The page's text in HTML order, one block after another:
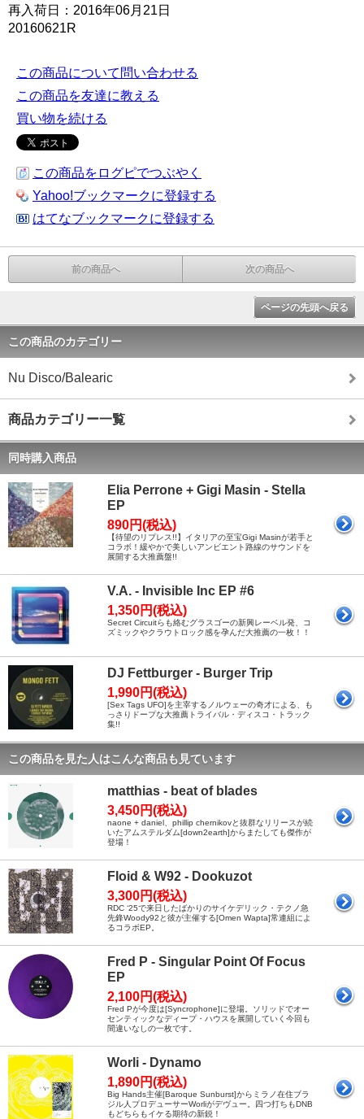
再入荷日：2016年06月21日
20160621R
この商品について問い合わせる
この商品を友達に教える
買い物を続ける
この商品をログピでつぶやく
Yahoo!ブックマークに登録する
はてなブックマークに登録する
前の商品へ 次の商品へ
ページの先頭へ戻る
この商品のカテゴリー
Nu Disco/Balearic
商品カテゴリー一覧
同時購入商品
Elia Perrone + Gigi Masin - Stella
EP
890円(税込)
【待望のリプレス!!】イタリアの至宝Gigi Masinが若手と
コラボ！緩やかで美しいアンビエント路線のサウンドを
展開する大推薦盤!!
V.A. - Invisible Inc EP #6
1,350円(税込)
Secret Circuitらも絡むグラスゴーの新興レーベル発、コ
ズミックやクラウトロック感を孕んだ大推薦の一枚！！
DJ Fettburger - Burger Trip
1,990円(税込)
[Sex Tags UFO]を主宰するノルウェーの奇才による、も
っさりドープな大推薦トライバル・ディスコ・トラック
集!!
この商品を見た人はこんな商品も見ています
matthias - beat of blades
3,450円(税込)
naone + daniel、phillip chernikovと抜群なリリースが続
いたアムステルダム[down2earth]からまたしても傑作が
登場！
Floid & W92 - Dookuzot
3,300円(税込)
RDC ‘25で来日したばかりのサイケデリック・テクノ急
先鋒Woody92と彼が主催する[Omen Wapta]常連組によ
るコラボEP。
Fred P - Singular Point Of Focus
EP
2,100円(税込)
Fred Pが今度は[Syncrophone]に登場。ソリッドでオー
センティックなディープ・ハウスを展開していく今回も
間違いなしの一枚です。
Worli - Dynamo
1,890円(税込)
Big Hands主催[Baroque Sunburst]からミラノ在住ブラ
ジル人プロデューサーWorliがデヴュー。四つ打ちもDNB
もどちらもイケる期待の新鋭！